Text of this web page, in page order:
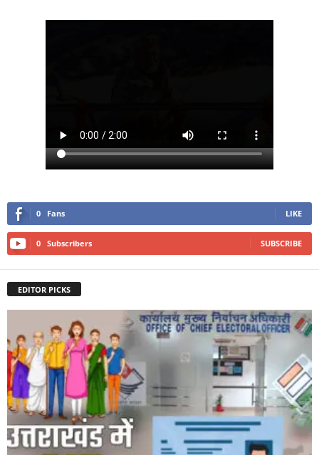
0 Fans LIKE
0 Subscribers SUBSCRIBE
EDITOR PICKS